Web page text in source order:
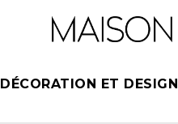
DÉCORATION ET DESIGN